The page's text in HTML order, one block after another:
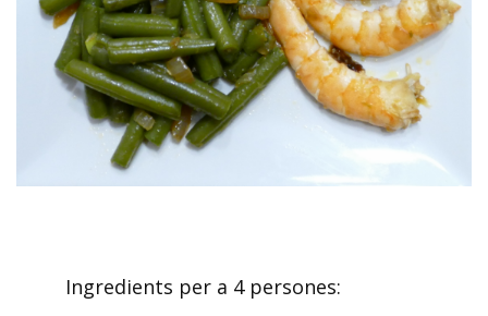
Ingredients per a 4 persones: